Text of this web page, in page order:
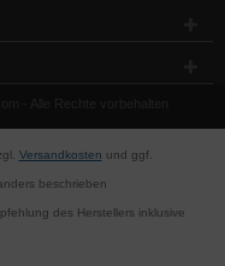
- Alle Rechte vorbehalten
Versandkosten und ggf.
beschrieben
des Herstellers inklusive